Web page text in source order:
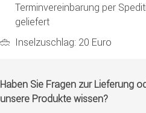
Terminvereinbarung per
geliefert
Inselzuschlag: 20 Euro
Haben Sie Fragen zur Lieferung
unsere Produkte wissen?